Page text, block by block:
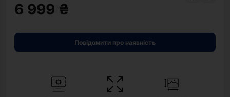
6 999 ₴
Повідомити про наявність